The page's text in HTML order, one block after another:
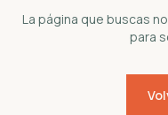
La página que buscas
para